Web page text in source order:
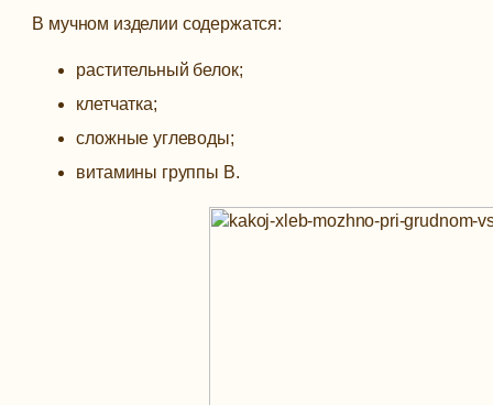
В мучном изделии содержатся:
растительный белок;
клетчатка;
сложные углеводы;
витамины группы В.